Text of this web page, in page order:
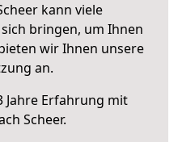
kann viele
bringen, um Ihnen
wir Ihnen unsere
an.
Jahre Erfahrung mit
Scheer.